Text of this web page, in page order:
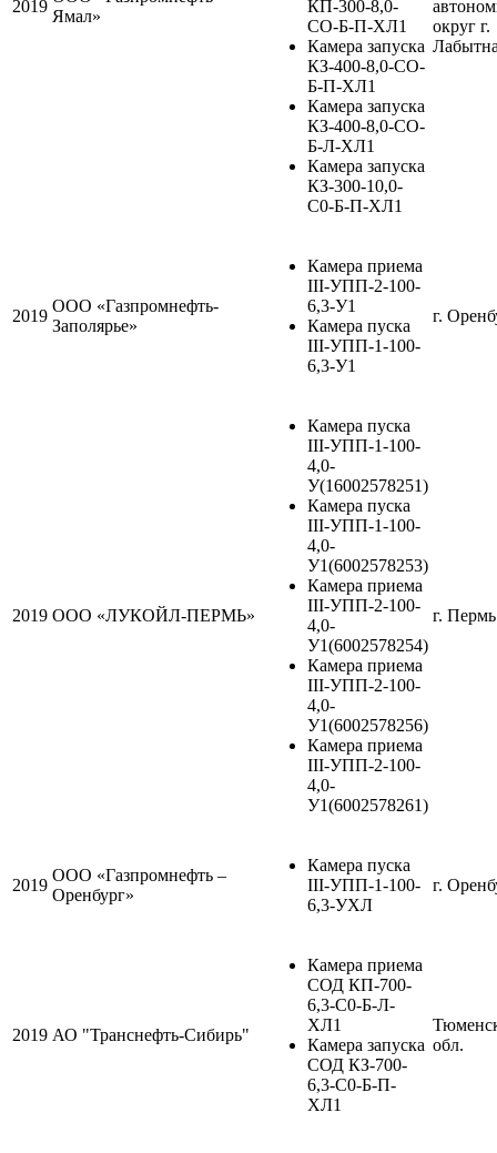
2019
Ямал»
КП-300-8,0-
СО-Б-П-ХЛ1
Камера запуска
КЗ-400-8,0-СО-
Б-П-ХЛ1
Камера запуска
КЗ-400-8,0-СО-
Б-Л-ХЛ1
Камера запуска
КЗ-300-10,0-
С0-Б-П-ХЛ1
округ г.
2019
ООО «Газпромнефть-
Заполярье»
Камера приема
III-УПП-2-100-
6,3-У1
Камера пуска
III-УПП-1-100-
6,3-У1
г.
2019 ООО «ЛУКОЙЛ-ПЕРМЬ»
Камера пуска
III-УПП-1-100-
4,0-
У(16002578251)
Камера пуска
III-УПП-1-100-
4,0-
У1(6002578253)
Камера приема
III-УПП-2-100-
4,0-
У1(6002578254)
Камера приема
III-УПП-2-100-
4,0-
У1(6002578256)
Камера приема
III-УПП-2-100-
4,0-
У1(6002578261)
г. Пермь
2019
ООО «Газпромнефть –
Оренбург»
Камера пуска
III-УПП-1-100-
6,3-УХЛ
г.
2019 АО "Транснефть-Сибирь"
Камера приема
СОД КП-700-
6,3-С0-Б-Л-
ХЛ1
Камера запуска
СОД КЗ-700-
6,3-С0-Б-П-
ХЛ1
обл.